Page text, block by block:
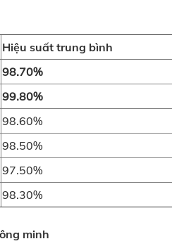
Hiệu suất trung bình
98.70%
99.80%
98.60%
98.50%
97.50%
98.30%
minh